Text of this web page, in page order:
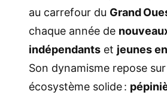
au carrefour du Grand
chaque année de
indépendants et jeunes
Son dynamisme repose
écosystème solide :